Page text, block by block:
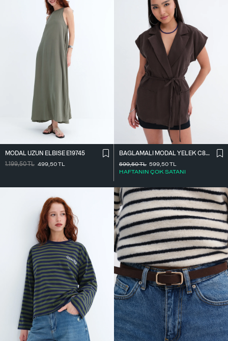
MODAL UZUN ELBISE E19745
1.199,50TL 499,50TL
BAĞLAMALI MODAL YELEK C8021
599,50TL
HAFTANIN ÇOK SATANI
599,50TL